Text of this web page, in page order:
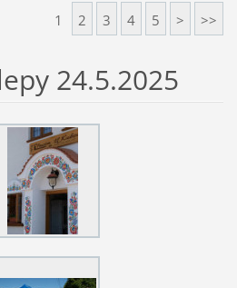
1 2 3 4 5 > >>
24.5.2025